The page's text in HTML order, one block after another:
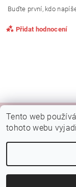
Buďte první, kdo
Přidat hodnocení
Kamenná prodejna
Tento web
tohoto webu